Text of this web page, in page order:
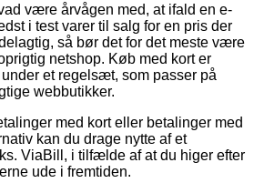
være årvågen med, at ifald en e-
i test varer til salg for en pris der
så bør det for det meste være
netshop. Køb med kort er
et regelsæt, som passer på
webbutikker.
med kort eller betalinger med
kan du drage nytte af et
ViaBill, i tilfælde af at du higer efter
ude i fremtiden.